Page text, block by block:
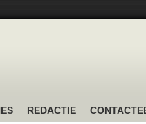
REDACTIE